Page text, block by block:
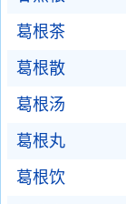
葛根茶
葛根散
葛根汤
葛根丸
葛根饮